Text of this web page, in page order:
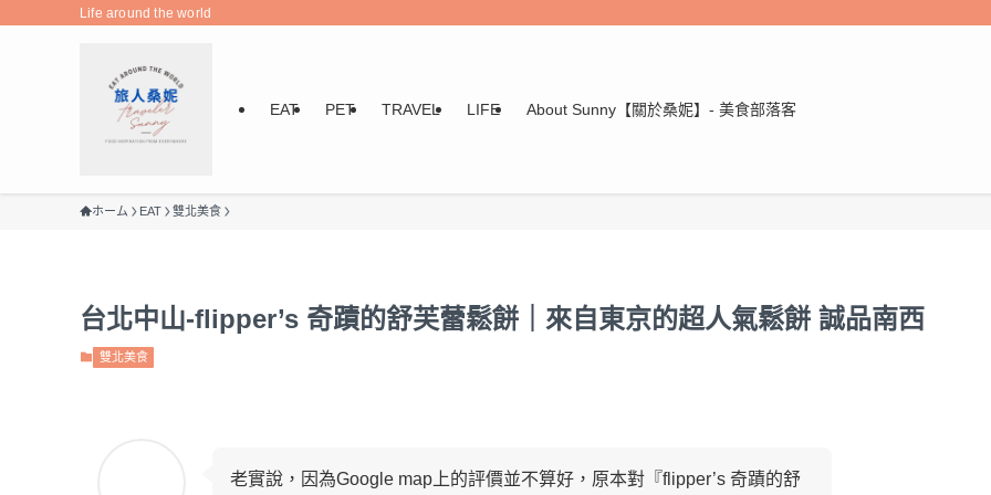
Life around the world
EAT PET TRAVEL LIFE About Sunny【關於桑妮】- 美食部落客
ホーム EAT 雙北美食
台北中山-flipper’s 奇蹟的舒芙蕾鬆餅｜來自東京的超人氣鬆餅 誠品南西
雙北美食
老實說，因為Google map上的評價並不算好，原本對『flipper’s 奇蹟的舒